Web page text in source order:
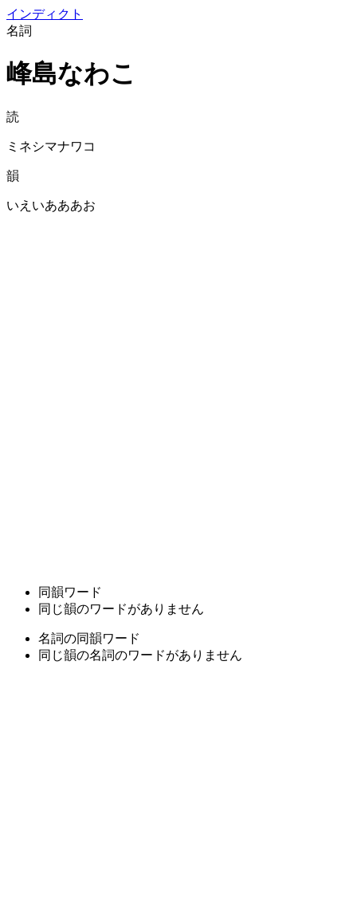
インディクト
名詞
峰島なわこ
読
ミネシマナワコ
韻
いえいあああお
同韻ワード
同じ韻のワードがありません
名詞の同韻ワード
同じ韻の名詞のワードがありません